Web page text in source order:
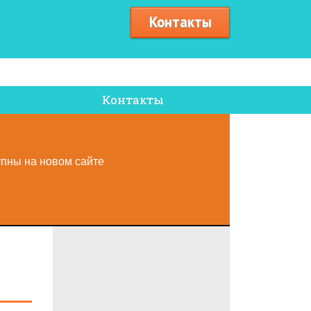
Контакты
Контакты
на новом сайте